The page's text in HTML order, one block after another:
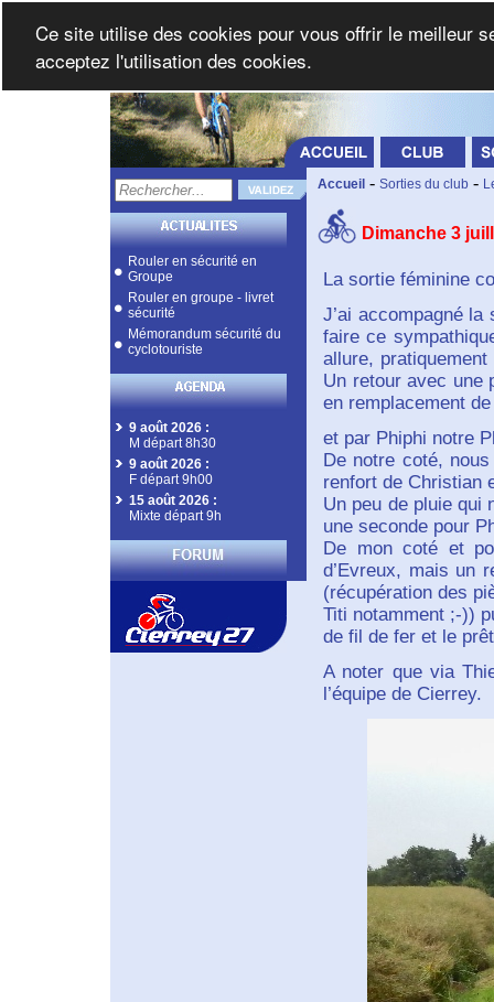
Rouler en sécurité en
Groupe
Rouler en groupe - livret
sécurité
Mémorandum sécurité du
cyclotouriste
9 août 2026 :
M départ 8h30
9 août 2026 :
F départ 9h00
15 août 2026 :
Mixte départ 9h
Accueil - Sorties du club -
Dimanche 3
La sortie féminine
J’ai accompagné
faire ce
allure,
Un retour avec une
en remplacement
et par Phiphi notre
De notre coté,
renfort de Christian
Un peu de pluie qui
une seconde pour
De mon coté et
d’Evreux, mais un
(récupération des
Titi notamment ;-))
de fil de fer et le
A noter que via
l’équipe de Cierrey.
Ce site utilise des cookies pour vous offrir le meilleur
acceptez l'utilisation des cookies.